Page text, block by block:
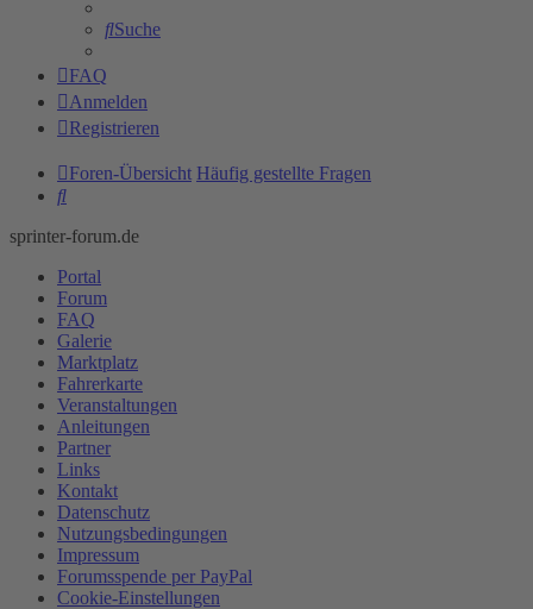
Suche
FAQ
Anmelden
Registrieren
Foren-Übersicht Häufig gestellte Fragen
Suche
sprinter-forum.de
Portal
Forum
FAQ
Galerie
Marktplatz
Fahrerkarte
Veranstaltungen
Anleitungen
Partner
Links
Kontakt
Datenschutz
Nutzungsbedingungen
Impressum
Forumsspende per PayPal
Cookie-Einstellungen